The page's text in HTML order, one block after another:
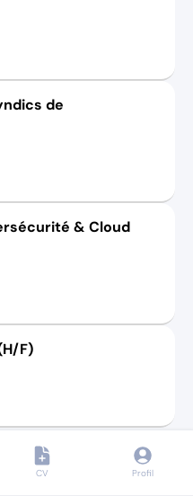
de
& Cloud
F)
CV Profil